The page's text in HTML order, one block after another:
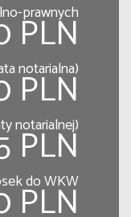
prawnych
PLN
notarialna)
PLN
notarialnej)
PLN
do WKW
PLN